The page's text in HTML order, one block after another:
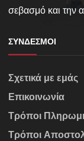
σεβασμό και την
ΣΎΝΔΕΣΜΟΙ
Σχετικά με εμάς
Επικοινωνία
Τρόποι
Τρόποι